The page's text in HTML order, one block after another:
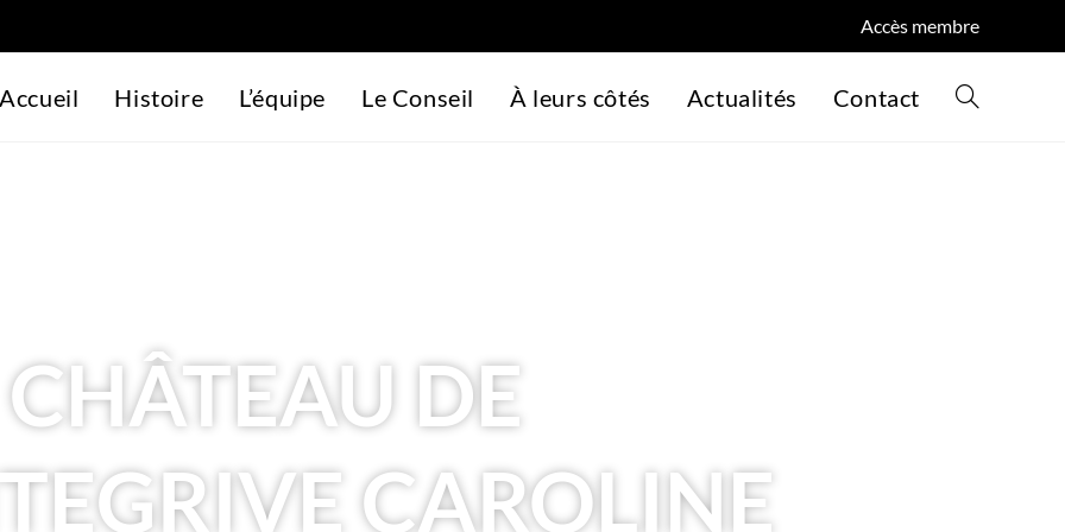
Accès membre
Accueil Histoire L’équipe Le Conseil À leurs côtés Actualités Contact
CHÂTEAU DE
CAROLINE